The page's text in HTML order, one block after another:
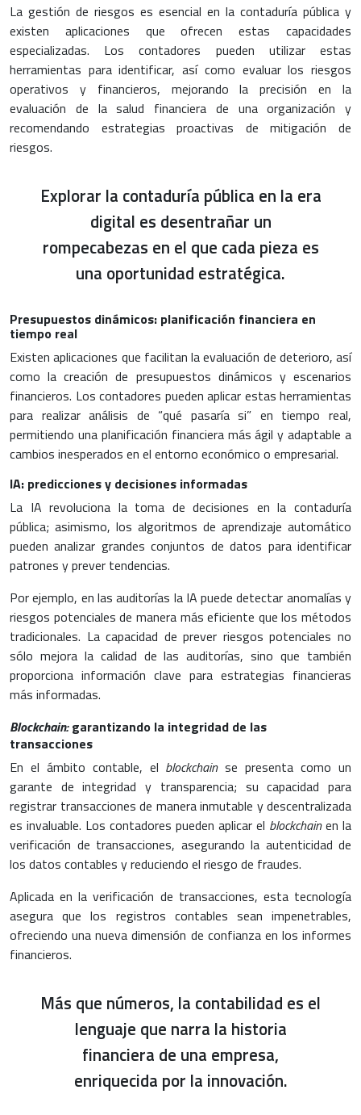
La gestión de riesgos es esencial en la contaduría pública y
existen aplicaciones que ofrecen estas capacidades
especializadas. Los contadores pueden utilizar estas
herramientas para identificar, así como evaluar los riesgos
operativos y financieros, mejorando la precisión en la
evaluación de la salud financiera de una organización y
recomendando estrategias proactivas de mitigación de
riesgos.
Explorar la contaduría pública en la era
digital es desentrañar un
rompecabezas en el que cada pieza es
una oportunidad estratégica.
Presupuestos dinámicos: planificación financiera en
tiempo real
Existen aplicaciones que facilitan la evaluación de deterioro, así
como la creación de presupuestos dinámicos y escenarios
financieros. Los contadores pueden aplicar estas herramientas
para realizar análisis de “qué pasaría si” en tiempo real,
permitiendo una planificación financiera más ágil y adaptable a
cambios inesperados en el entorno económico o empresarial.
IA: predicciones y decisiones informadas
La IA revoluciona la toma de decisiones en la contaduría
pública; asimismo, los algoritmos de aprendizaje automático
pueden analizar grandes conjuntos de datos para identificar
patrones y prever tendencias.
Por ejemplo, en las auditorías la IA puede detectar anomalías y
riesgos potenciales de manera más eficiente que los métodos
tradicionales. La capacidad de prever riesgos potenciales no
sólo mejora la calidad de las auditorías, sino que también
proporciona información clave para estrategias financieras
más informadas.
Blockchain:garantizando la integridad de las
transacciones
En el ámbito contable, el blockchainse presenta como un
garante de integridad y transparencia; su capacidad para
registrar transacciones de manera inmutable y descentralizada
es invaluable. Los contadores pueden aplicar el blockchainen la
verificación de transacciones, asegurando la autenticidad de
los datos contables y reduciendo el riesgo de fraudes.
Aplicada en la verificación de transacciones, esta tecnología
asegura que los registros contables sean impenetrables,
ofreciendo una nueva dimensión de confianza en los informes
financieros.
Más que números, la contabilidad es el
lenguaje que narra la historia
financiera de una empresa,
enriquecida por la innovación.